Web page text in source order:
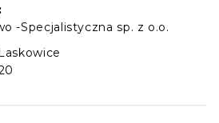
-Specjalistyczna sp. z o.o.